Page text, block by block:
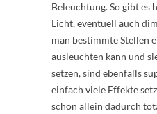
Beleuchtung. So gibt es
Licht, eventuell auch
man bestimmte Stellen
ausleuchten kann und
setzen, sind ebenfalls
einfach viele Effekte
schon allein dadurch